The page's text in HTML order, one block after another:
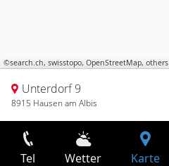
©search.ch, swisstopo, OpenStreetMap, others
Unterdorf 9
8915 Hausen am Albis
Tel Wetter Karte